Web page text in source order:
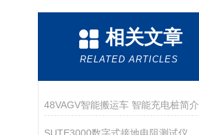
相关文章
RELATED ARTICLES
48VAGV智能搬运车 智能充电桩简介